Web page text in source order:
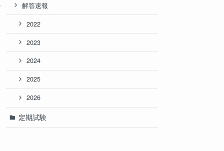
解答速報
2022
2023
2024
2025
2026
定期試験